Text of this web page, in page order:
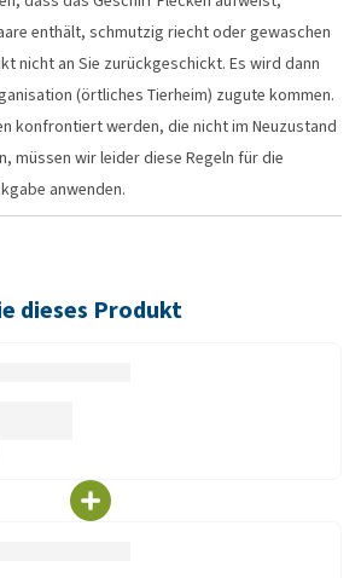
enthält, schmutzig riecht oder gewaschen
nicht an Sie zurückgeschickt. Es wird dann
(örtliches Tierheim) zugute kommen.
konfrontiert werden, die nicht im Neuzustand
müssen wir leider diese Regeln für die
anwenden.
dieses Produkt